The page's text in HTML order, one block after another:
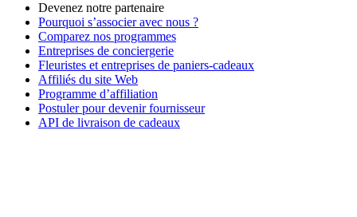
Devenez notre partenaire
Pourquoi s’associer avec nous ?
Comparez nos programmes
Entreprises de conciergerie
Fleuristes et entreprises de paniers-cadeaux
Affiliés du site Web
Programme d’affiliation
Postuler pour devenir fournisseur
API de livraison de cadeaux